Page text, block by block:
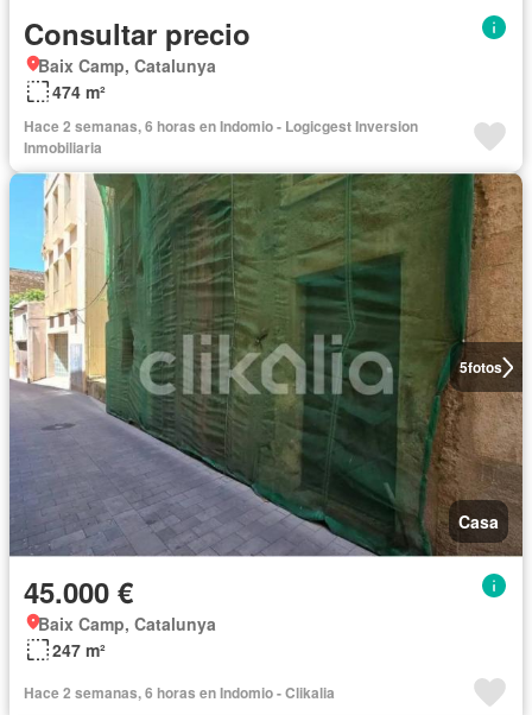
Consultar precio
Baix Camp, Catalunya
474 m²
Hace 2 semanas, 6 horas en Indomio - Logicgest Inversion
Inmobiliaria
5fotos
Casa
45.000 €
Baix Camp, Catalunya
247 m²
Hace 2 semanas, 6 horas en Indomio - Clikalia